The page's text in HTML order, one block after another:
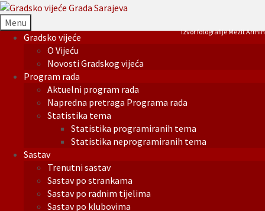
Menu
Gradsko vijeće
O Vijeću
Novosti Gradskog vijeća
Program rada
Aktuelni program rada
Napredna pretraga Programa rada
Statistika tema
Statistika programiranih tema
Statistika neprogramiranih tema
Sastav
Trenutni sastav
Sastav po strankama
Sastav po radnim tijelima
Sastav po klubovima
Izvor fotografije Mezit Armin